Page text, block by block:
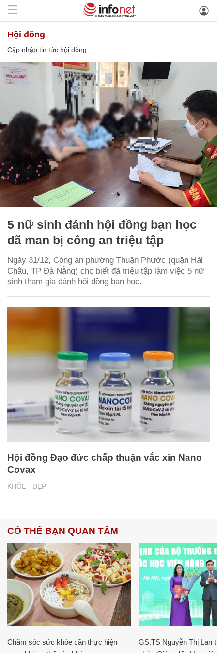
hội đồng
Cập nhập tin tức hội đồng
5 nữ sinh đánh hội đồng bạn học
dã man bị công an triệu tập
Ngày 31/12, Công an phường Thuận Phước (quận Hải
Châu, TP Đà Nẵng) cho biết đã triệu tập làm việc 5 nữ
sinh tham gia đánh hội đồng bạn học.
KHỎE - ĐẸP
Hội đồng Đạo đức chấp thuận vắc xin Nano
Covax
CÓ THỂ BẠN QUAN TÂM
Chăm sóc sức khỏe cần thực hiện
GS.TS Nguyễn Thị Lan